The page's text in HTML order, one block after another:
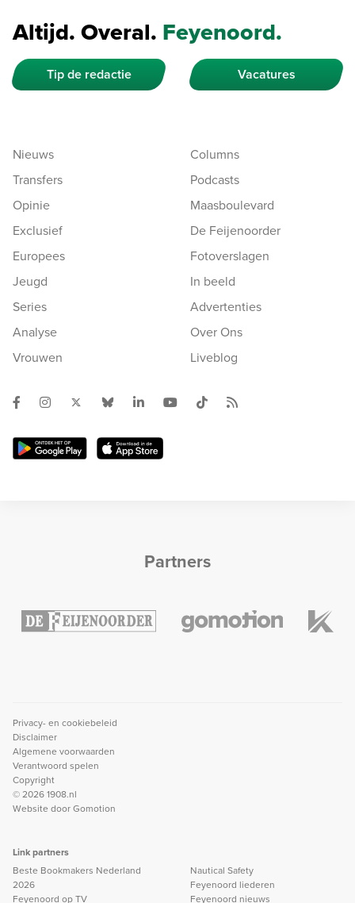
Altijd. Overal. Feyenoord.
Tip de redactie Vacatures
Nieuws
Transfers
Opinie
Exclusief
Europees
Jeugd
Series
Analyse
Vrouwen
Columns
Podcasts
Maasboulevard
De Feijenoorder
Fotoverslagen
In beeld
Advertenties
Over Ons
Liveblog
Partners
Privacy- en cookiebeleid
Disclaimer
Algemene voorwaarden
Verantwoord spelen
Copyright
© 2026 1908.nl
Website doorGomotion
Link partners
Beste Bookmakers Nederland
2026
Feyenoord op TV
Nautical Safety
Feyenoord liederen
Feyenoord nieuws